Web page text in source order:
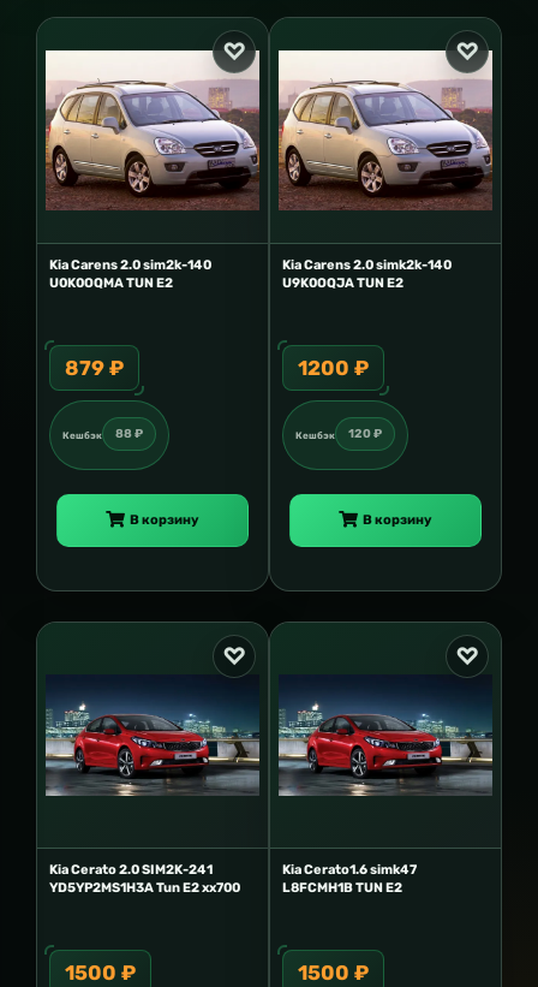
Kia Carens 2.0 sim2k-140
U0K0OQMA TUN E2
879 ₽
Кешбэк 88 ₽
В корзину
Kia Carens 2.0 simk2k-140
U9K0OQJA TUN E2
1200 ₽
Кешбэк 120 ₽
В корзину
Kia Cerato 2.0 SIM2K-241
YD5YP2MS1H3A Tun E2 xx700
1500 ₽
Kia Cerato1.6 simk47
L8FCMH1B TUN E2
1500 ₽